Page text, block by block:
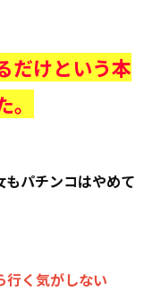
だけという本
もパチンコはやめて
行く気がしない